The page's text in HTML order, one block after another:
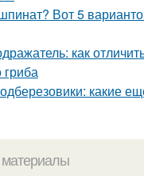
Вот 5
как
гриба
какие